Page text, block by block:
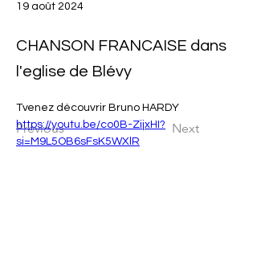
19 août 2024
CHANSON FRANCAISE dans
l'eglise de Blévy
Previous Next
Tvenez découvrir Bruno HARDY
https://youtu.be/co0B-ZijxHI?
si=M9L5OB6sFsK5WXlR